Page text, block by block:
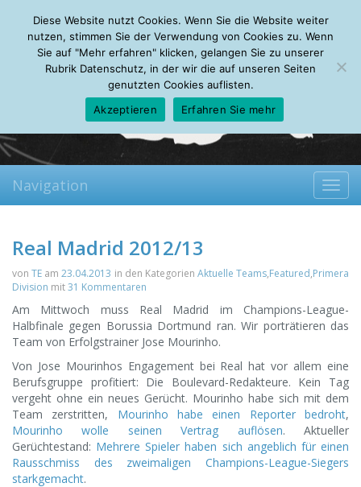
Thursday, 06.08.2026
Mein Account
About Autoren Leseempfehlungen FAQ
Navigation
Real Madrid 2012/13
vonTE am23.04.2013 in den Kategorien Aktuelle Teams,Featured,Primera
Division mit31 Kommentaren
Am Mittwoch muss Real Madrid im Champions-League-
Halbfinale gegen Borussia Dortmund ran. Wir porträtieren das
Team von Erfolgstrainer Jose Mourinho.
Von Jose Mourinhos Engagement bei Real hat vor allem eine
Berufsgruppe profitiert: Die Boulevard-Redakteure. Kein Tag
vergeht ohne ein neues Gerücht. Mourinho habe sich mit dem
Team zerstritten, Mourinho habe einen Reporter bedroht,
Mourinho wolle seinen Vertrag auflösen. Aktueller
Gerüchtestand: Mehrere Spieler haben sich angeblich für einen
Rausschmiss des zweimaligen Champions-League-Siegers
starkgemacht.
Diese Website nutzt Cookies. Wenn Sie die Website weiter
nutzen, stimmen Sie der Verwendung von Cookies zu. Wenn
Sie auf "Mehr erfahren" klicken, gelangen Sie zu unserer
Rubrik Datenschutz, in der wir die auf unseren Seiten
genutzten Cookies auflisten.
Akzeptieren
Erfahren Sie mehr